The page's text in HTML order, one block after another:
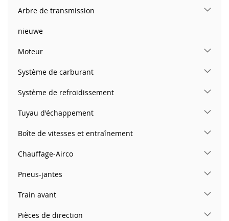
Arbre de transmission
nieuwe
Moteur
Système de carburant
Système de refroidissement
Tuyau d'échappement
Boîte de vitesses et entraînement
Chauffage-Airco
Pneus-jantes
Train avant
Pièces de direction